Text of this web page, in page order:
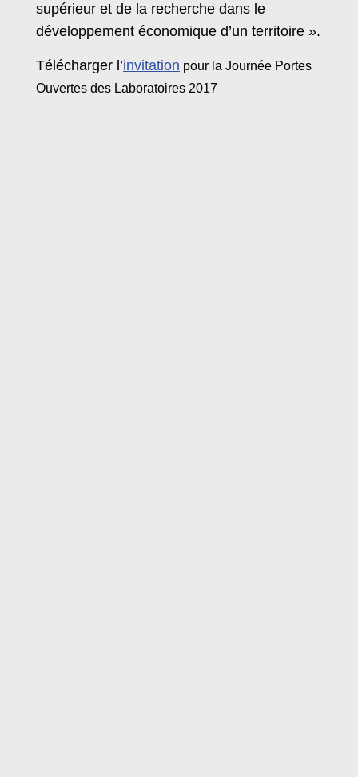
supérieur et de la recherche dans le
développement économique d’un territoire ».
Télécharger l’invitation pour la Journée Portes
Ouvertes des Laboratoires 2017